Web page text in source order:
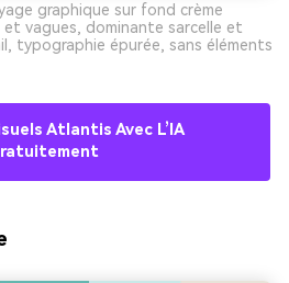
graphique sur fond crème
vagues, dominante sarcelle et
typographie épurée, sans éléments
Atlantis Avec L’IA